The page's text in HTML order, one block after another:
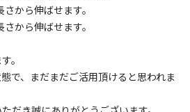
から伸ばせます。
から伸ばせます。
。
で、まだまだご活用頂けると思われま